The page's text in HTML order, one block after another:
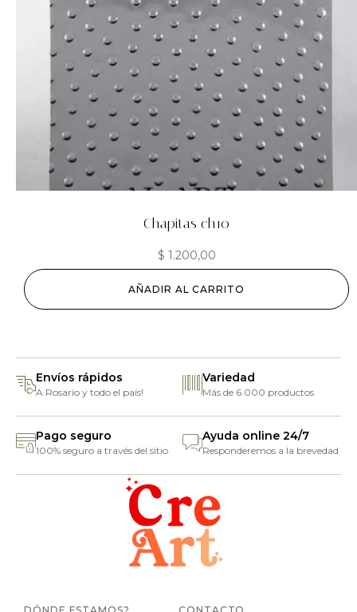
Chapitas ch10
$ 1.200,00
AÑADIR AL CARRITO
Envíos rápidos
A Rosario y todo el país!
Variedad
Más de 6.000 productos
Pago seguro
100% seguro a través del sitio
Ayuda online 24/7
Responderemos a la brevedad